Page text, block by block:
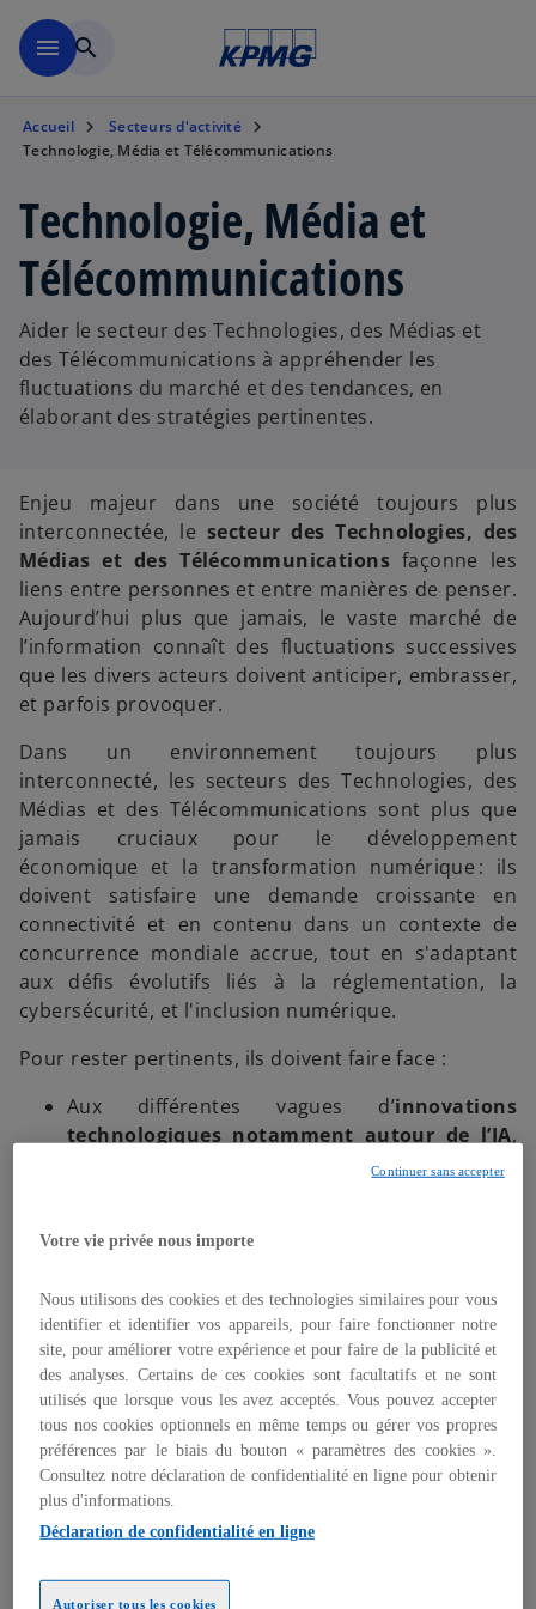
menu search
Accueil
Secteurs d'activité
Technologie, Média et Télécommunications
Technologie, Média et
Télécommunications
Aider le secteur des Technologies, des Médias et
des Télécommunications à appréhender les
fluctuations du marché et des tendances, en
élaborant des stratégies pertinentes.
Enjeu majeur dans une société toujours plus
interconnectée, le secteur des Technologies, des
Médias et des Télécommunications façonne les
liens entre personnes et entre manières de penser.
Aujourd’hui plus que jamais, le vaste marché de
l’information connaît des fluctuations successives
que les divers acteurs doivent anticiper, embrasser,
et parfois provoquer.
Dans un environnement toujours plus
interconnecté, les secteurs des Technologies, des
Médias et des Télécommunications sont plus que
jamais cruciaux pour le développement
économique et la transformation numérique : ils
doivent satisfaire une demande croissante en
connectivité et en contenu dans un contexte de
concurrence mondiale accrue, tout en s'adaptant
aux défis évolutifs liés à la réglementation, la
cybersécurité, et l'inclusion numérique.
Pour rester pertinents, ils doivent faire face :
Aux différentes vagues d’innovations
technologiques notamment autour de l’IA,
mais aussi aux nouvelles tendances ;
À une intensification des cybermenaces ;
s’efforcent de rattraper celles des nouveaux
usages.
Devant une telle intrication des enjeux, les
entreprises des TMT doivent adopter des stratégies
attentives aux tendances émergentes et
résolument tournées vers l’avenir.
Jacques Pierre
Associé, Responsable du secteur
Technologies, Media & Télécommunications
Votre vie privée nous importe
Nous utilisons des cookies et des technologies similaires pour vous
identifier et identifier vos appareils, pour faire fonctionner notre
site, pour améliorer votre expérience et pour faire de la publicité et
des analyses. Certains de ces cookies sont facultatifs et ne sont
utilisés que lorsque vous les avez acceptés. Vous pouvez accepter
tous nos cookies optionnels en même temps ou gérer vos propres
préférences par le biais du bouton « paramètres des cookies ».
Consultez notre déclaration de confidentialité en ligne pour obtenir
plus d'informations.
Déclaration de confidentialité en ligne
Autoriser tous les cookies
Continuer sans accepter